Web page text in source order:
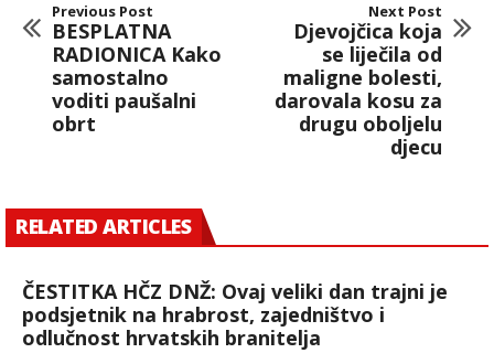
Previous Post
BESPLATNA
RADIONICA Kako
samostalno
voditi paušalni
obrt
Next Post
Djevojčica koja
se liječila od
maligne bolesti,
darovala kosu za
drugu oboljelu
djecu
RELATED ARTICLES
ČESTITKA HČZ DNŽ: Ovaj veliki dan trajni je
podsjetnik na hrabrost, zajedništvo i
odlučnost hrvatskih branitelja